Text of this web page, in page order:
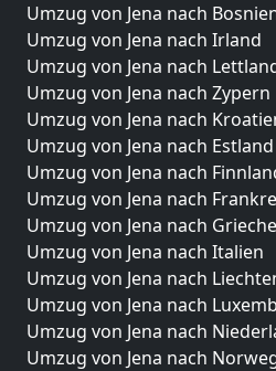
Umzug von Jena nach
Umzug von Jena nach Irland
Umzug von Jena nach
Umzug von Jena nach Zypern
Umzug von Jena nach
Umzug von Jena nach Estland
Umzug von Jena nach
Umzug von Jena nach
Umzug von Jena nach
Umzug von Jena nach Italien
Umzug von Jena nach
Umzug von Jena nach
Umzug von Jena nach
Umzug von Jena nach